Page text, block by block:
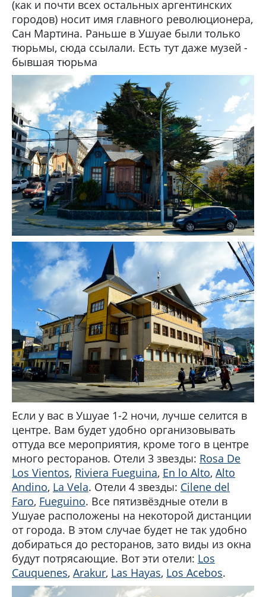
(как и почти всех остальных аргентинских
городов) носит имя главного революционера,
Сан Мартина. Раньше в Ушуае были только
тюрьмы, сюда ссылали. Есть тут даже музей -
бывшая тюрьма
Если у вас в Ушуае 1-2 ночи, лучше селится в
центре. Вам будет удобно организовывать
оттуда все мероприятия, кроме того в центре
много ресторанов. Отели 3 звезды: Rosa De
Los Vientos, Riviera Fueguina, En lo Alto, Alto
Andino, La Vela. Отели 4 звезды: Cilene del
Faro, Fueguino. Все пятизвёздные отели в
Ушуае расположены на некоторой дистанции
от города. В этом случае будет не так удобно
добираться до ресторанов, зато виды из окна
будут потрясающие. Вот эти отели: Los
Cauquenes, Arakur, Las Hayas, Los Acebos.